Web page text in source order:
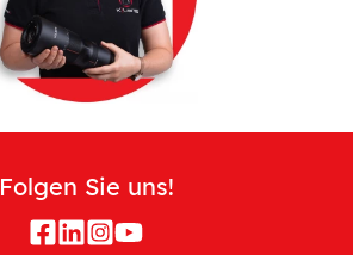
Folgen Sie uns!